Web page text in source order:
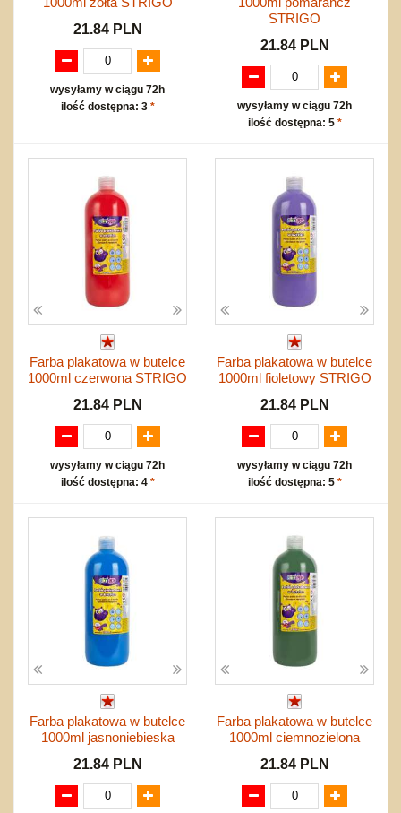
21.84 PLN
wysyłamy w ciągu 72h
ilość dostępna: 3 *
STRIGO
21.84 PLN
wysyłamy w ciągu 72h
ilość dostępna: 5 *
Farba plakatowa w butelce
1000ml czerwona STRIGO
21.84 PLN
wysyłamy w ciągu 72h
ilość dostępna: 4 *
Farba plakatowa w butelce
1000ml fioletowy STRIGO
21.84 PLN
wysyłamy w ciągu 72h
ilość dostępna: 5 *
Farba plakatowa w butelce
1000ml jasnoniebieska
21.84 PLN
Farba plakatowa w butelce
1000ml ciemnozielona
21.84 PLN